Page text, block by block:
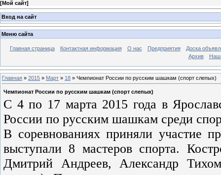
[Мой сайт]
Вход на сайт
Меню сайта
Главная страница Контактная информация О нас Предприятия
Доска
Архив
Главная » 2015 » Март » 18 » Чемпионат России по русским шашкам (спорт слепых)
Чемпионат России по русским шашкам (спорт слепых)
С 4 по 17 марта 2015 года в
России по русским шашкам среди
В соревнованиях приняли участие
выступали 8 мастеров спорта.
Дмитрий Андреев, Александр